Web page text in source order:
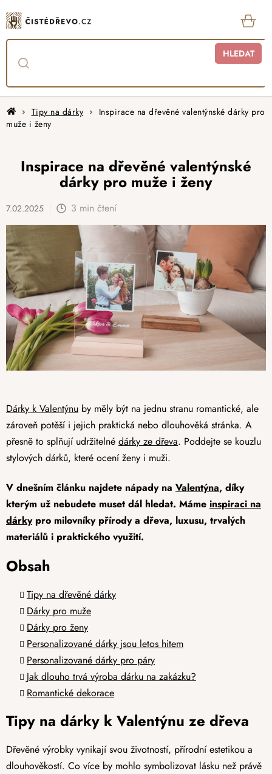
na
obsah
HLEDAT
DomůTipy na dárky
Inspirace na dřevěné valentýnské dárky pro
muže i ženy
Inspirace na dřevěné valentýnské
dárky pro muže i ženy
7.02.2025 3 min čtení
Dárky k Valentýnu by měly být na jednu stranu romantické, ale
zároveň potěší i jejich praktická nebo dlouhověká stránka. A
přesně to splňují udržitelné dárky ze dřeva. Poddejte se kouzlu
stylových dárků, které ocení ženy i muži.
V dnešním článku najdete nápady na Valentýna, díky
kterým už nebudete muset dál hledat. Máme inspiraci na
dárkypro milovníky přírody a dřeva, luxusu, trvalých
materiálů i praktického využití.
Obsah
Tipy na dřevěné dárky
Dárky pro muže
Dárky pro ženy
Personalizované dárky jsou letos hitem
Personalizované dárky pro páry
Jak dlouho trvá výroba dárku na zakázku?
Romantické dekorace
Tipy na dárky k Valentýnu ze dřeva
Dřevěné výrobky vynikají svou životností, přírodní estetikou a
dlouhověkostí. Co více by mohlo symbolizovat lásku než právě